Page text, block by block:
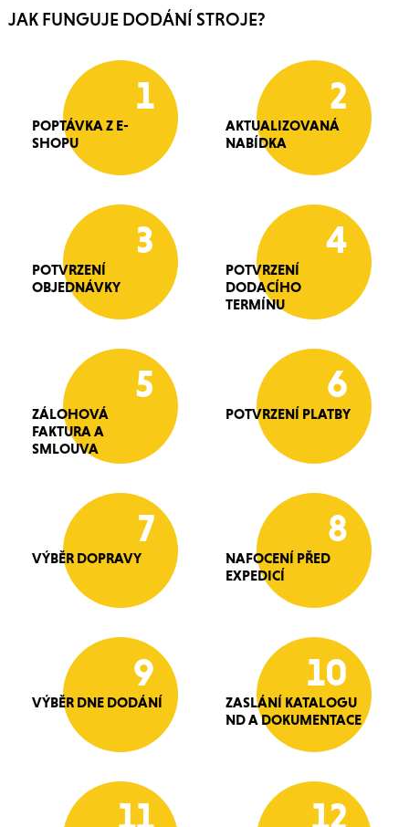
JAK FUNGUJE DODÁNÍ STROJE?
1
POPTÁVKA Z E-
SHOPU
2
AKTUALIZOVANÁ
NABÍDKA
3
POTVRZENÍ
OBJEDNÁVKY
4
POTVRZENÍ
DODACÍHO
TERMÍNU
5
ZÁLOHOVÁ
FAKTURA A
SMLOUVA
6
POTVRZENÍ PLATBY
7
VÝBĚR DOPRAVY
8
NAFOCENÍ PŘED
EXPEDICÍ
9
VÝBĚR DNE DODÁNÍ
10
ZASLÁNÍ KATALOGU
ND A DOKUMENTACE
11 12